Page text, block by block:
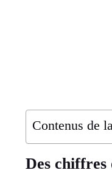
Contenus de
Des chiffres